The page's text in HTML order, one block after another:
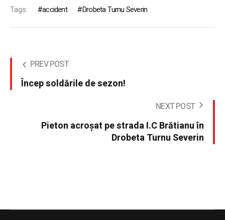
Tags: accident Drobeta Turnu Severin
PREV POST
Încep soldările de sezon!
NEXT POST
Pieton acroșat pe strada I.C Brătianu în
Drobeta Turnu Severin